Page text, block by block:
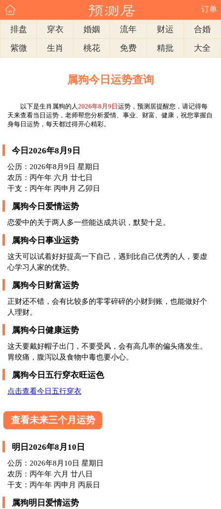
订单
排盘 穿衣 婚姻 流年 财运
合婚
紫微
生肖 桃花 免费 精批 大全
属狗今日运势查询
以下是生肖属狗的人2026年8月9日 运势，预测居提醒您，请记得每
天来查看当日运势，老师帮您分析爱情、事业、财富、健康，祝您掌握自
身每日运势，每天都过得开心精彩。
今日2026年8月9日
公历：2026年8月9日 星期日
农历：丙午年 六月 廿七日
干支：丙午年 丙申月 乙卯日
属狗今日爱情运势
恋爱中的关于两人多一些能达成共识，默契十足。
属狗今日事业运势
这天可以试着好好提高一下自己，遇到比自己优秀的人，要虚
心学习人家的优势。
属狗今日财富运势
正财还不错，会有比较多的零零碎碎的小财到账，也能做好个
人理财。
属狗今日健康运势
这天要戴好帽子出门，不要受风，会有高几率的偏头痛发生。
胃绞痛，腹泻以及食物中毒也要小心。
属狗今日五行穿衣旺运色
点击查看今日五行穿衣
查看未来三个月运势
明日2026年8月10日
公历：2026年8月10日 星期日
农历：丙午年 六月 廿八日
干支：丙午年 丙申月 丙辰日
属狗明日爱情运势